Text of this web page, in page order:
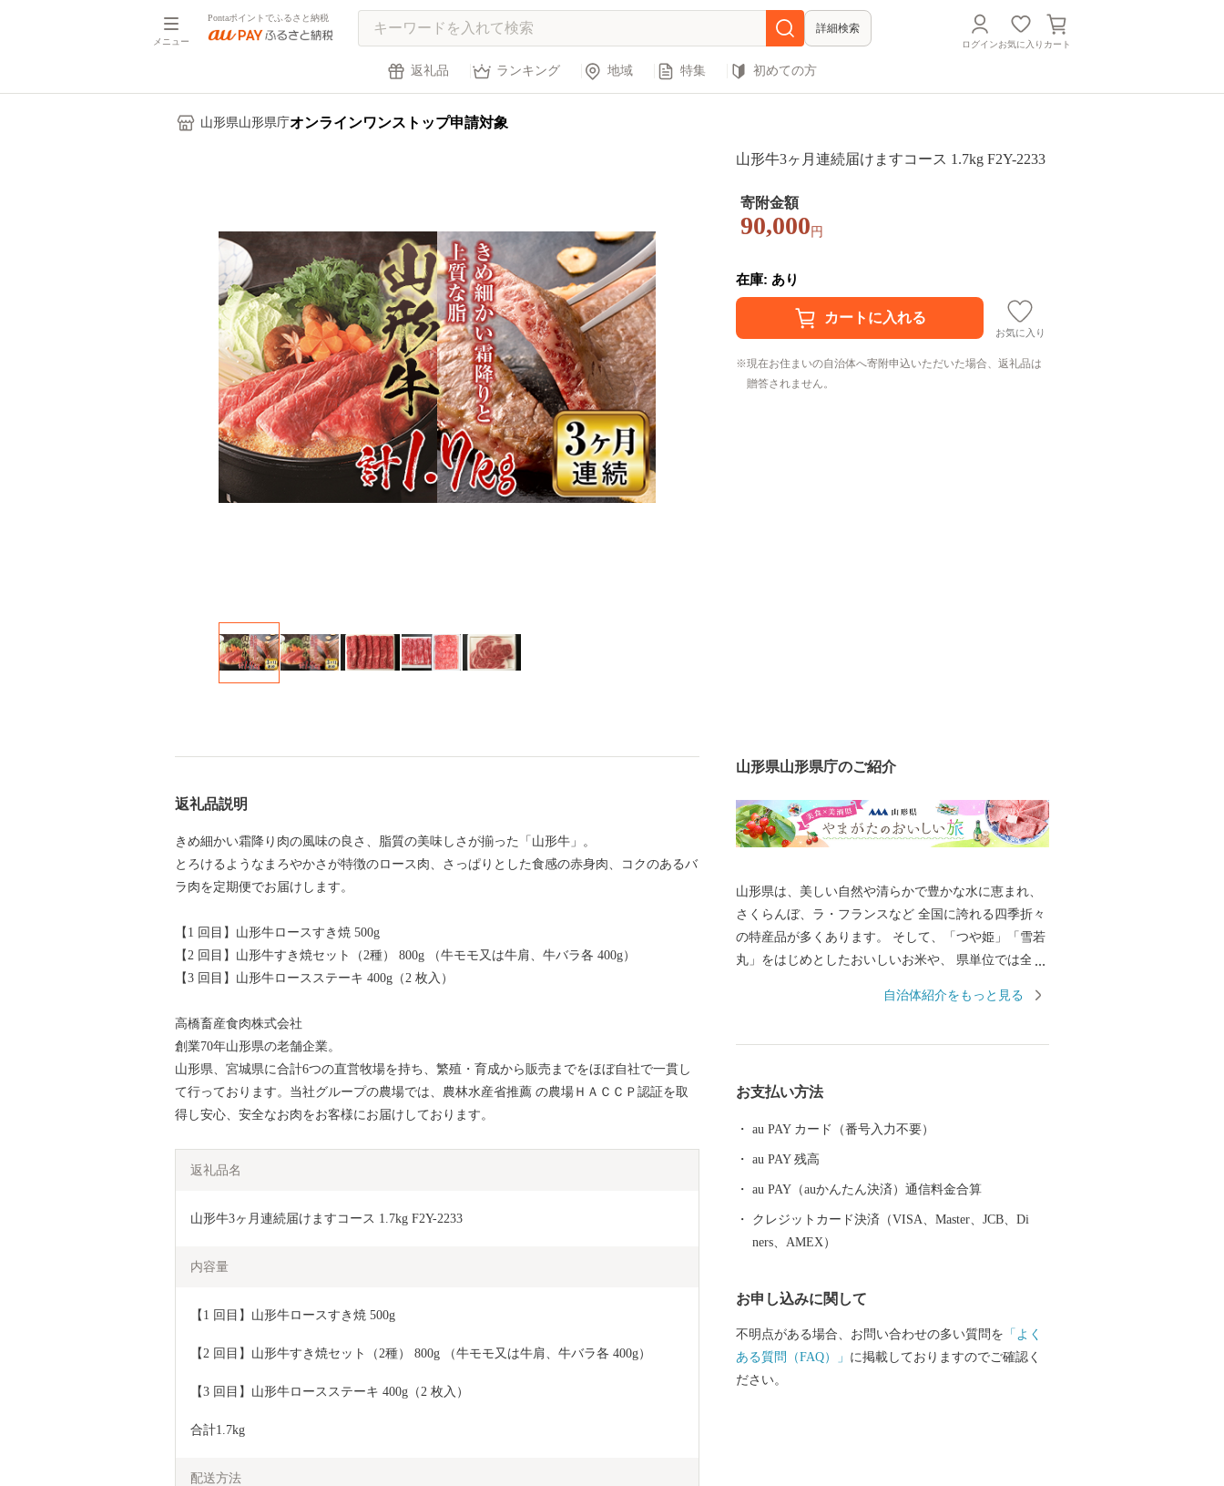
メニュー
Pontaポイントでふるさと納税
詳細検索
ログインお気に入り カート
返礼品 ランキング 地域 特集 初めての方
山形県山形県庁オンラインワンストップ申請対象
山形牛3ヶ月連続届けますコース 1.7kg F2Y-2233
寄附金額
90,000 円
在庫: あり
お気に入り
現在お住まいの自治体へ寄附申込いただいた場合、返礼品は
贈答されません。
返礼品説明
きめ細かい霜降り肉の風味の良さ、脂質の美味しさが揃った「山形牛」。
とろけるようなまろやかさが特徴のロース肉、さっぱりとした食感の赤身肉、コクのあるバ
ラ肉を定期便でお届けします。
【1 回目】山形牛ロースすき焼 500g
【2 回目】山形牛すき焼セット（2種） 800g （牛モモ又は牛肩、牛バラ各 400g）
【3 回目】山形牛ロースステーキ 400g（2 枚入）
高橋畜産食肉株式会社
創業70年山形県の老舗企業。
山形県、宮城県に合計6つの直営牧場を持ち、繁殖・育成から販売までをほぼ自社で一貫し
て行っております。当社グループの農場では、農林水産省推薦 の農場ＨＡＣＣＰ認証を取
得し安心、安全なお肉をお客様にお届けしております。
返礼品名
山形牛3ヶ月連続届けますコース 1.7kg F2Y-2233
内容量
【1 回目】山形牛ロースすき焼 500g
【2 回目】山形牛すき焼セット（2種） 800g （牛モモ又は牛肩、牛バラ各 400g）
【3 回目】山形牛ロースステーキ 400g（2 枚入）
合計1.7kg
配送方法
山形県山形県庁のご紹介
山形県は、美しい自然や清らかで豊かな水に恵まれ、
さくらんぼ、ラ・フランスなど 全国に誇れる四季折々
の特産品が多くあります。 そして、「つや姫」「雪若
丸」をはじめとしたおいしいお米や、 県単位では全国
本酒など、「日本一美食・美酒県やまがた」にふさわ
恵まれ、海水浴や果物狩り、スキーなど、四季を通じ
のが温泉です。山形県は、全ての市町村に温泉が湧出
し、山や渓谷に囲まれた温泉、近代的な大型旅館が立
並ぶ温泉、 湯治の温泉、海沿いの温泉など、様々なタ
自治体紹介をもっと見る
お支払い方法
au PAY カード（番号入力不要）
au PAY 残高
au PAY（auかんたん決済）通信料金合算
クレジットカード決済（VISA、Master、JCB、Di
ners、AMEX）
お申し込みに関して
不明点がある場合、お問い合わせの多い質問を 「よく
ある質問（FAQ）」 に掲載しておりますのでご確認く
ださい。